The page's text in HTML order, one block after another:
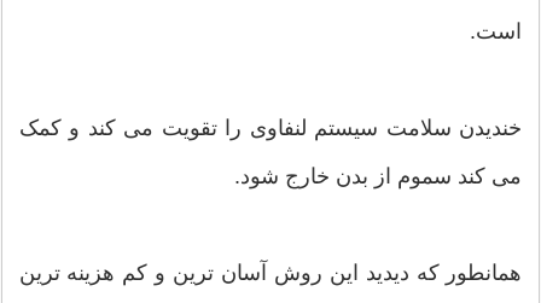
است.
خندیدن سلامت سیستم لنفاوی را تقویت می کند و کمک
می کند سموم از بدن خارج شود.
همانطور که دیدید این روش آسان ترین و کم هزینه ترین